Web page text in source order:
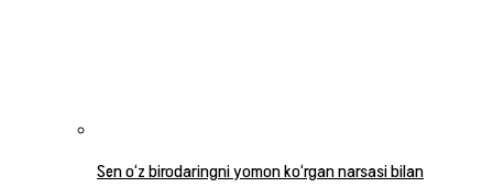
Sen o‘z birodaringni yomon ko‘rgan narsasi bilan